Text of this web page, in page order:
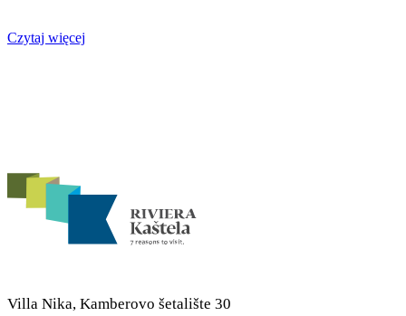
Czytaj więcej
Villa Nika, Kamberovo šetalište 30